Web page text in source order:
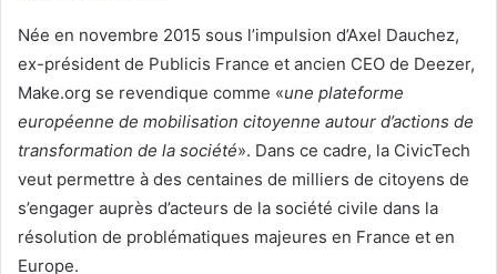
Née en novembre 2015 sous l’impulsion d’Axel Dauchez,
ex-président de Publicis France et ancien CEO de Deezer,
Make.org se revendique comme «une plateforme
européenne de mobilisation citoyenne autour d’actions de
transformation de la société». Dans ce cadre, la CivicTech
veut permettre à des centaines de milliers de citoyens de
s’engager auprès d’acteurs de la société civile dans la
résolution de problématiques majeures en France et en
Europe.